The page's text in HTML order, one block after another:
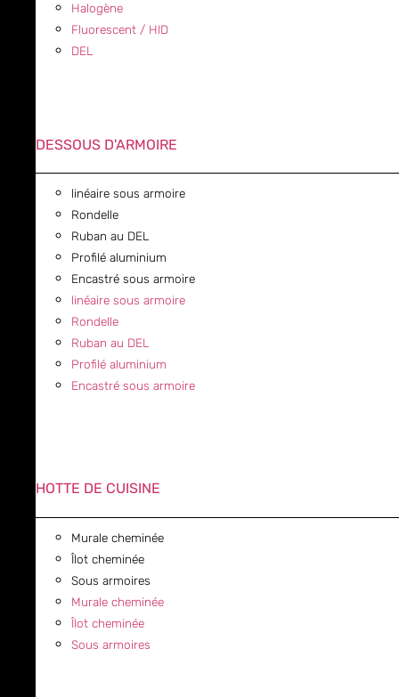
Halogène
Fluorescent / HID
DEL
DESSOUS D'ARMOIRE
linéaire sous armoire
Rondelle
Ruban au DEL
Profilé aluminium
Encastré sous armoire
linéaire sous armoire
Rondelle
Ruban au DEL
Profilé aluminium
Encastré sous armoire
HOTTE DE CUISINE
Murale cheminée
Îlot cheminée
Sous armoires
Murale cheminée
Îlot cheminée
Sous armoires